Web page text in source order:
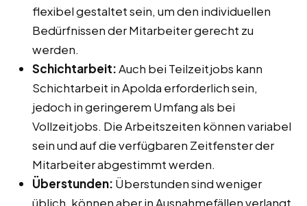
flexibel gestaltet sein, um den individuellen
Bedürfnissen der Mitarbeiter gerecht zu
werden.
Schichtarbeit:Auch bei Teilzeitjobs kann
Schichtarbeit in Apolda erforderlich sein,
jedoch in geringerem Umfang als bei
Vollzeitjobs. Die Arbeitszeiten können variabel
sein und auf die verfügbaren Zeitfenster der
Mitarbeiter abgestimmt werden.
Überstunden: Überstunden sind weniger
üblich, können aber in Ausnahmefällen verlangt